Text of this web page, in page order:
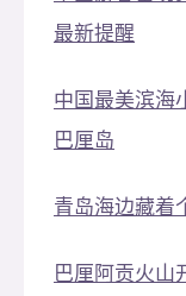
最新提醒
中国最美滨海
巴厘岛
青岛海边藏着
巴厘阿贡火山